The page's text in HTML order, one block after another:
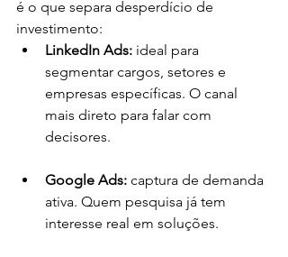
é o que separa desperdício de
investimento:
LinkedIn Ads: ideal para
segmentar cargos, setores e
empresas específicas. O canal
mais direto para falar com
decisores.
Google Ads: captura de demanda
ativa. Quem pesquisa já tem
interesse real em soluções.